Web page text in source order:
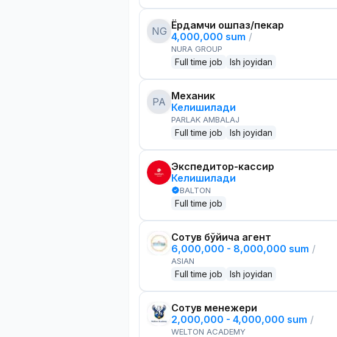
NG Ёрдамчи ошпаз/пекар
4,000,000 sum /
NURA GROUP
Full time job Ish joyidan
PA Механик
Келишилади
PARLAK AMBALAJ
Full time job Ish joyidan
Экспедитор-кассир
Келишилади
BALTON
Full time job
Сотув бўйича агент
6,000,000 - 8,000,000 sum /
ASIAN
Full time job Ish joyidan
Сотув менежери
2,000,000 - 4,000,000 sum /
WELTON ACADEMY